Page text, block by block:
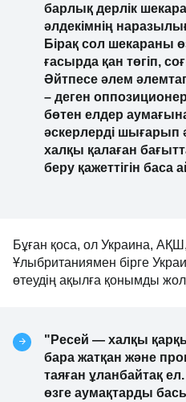
барлық дерлік
әлдекімнің
Бірақ сол шекараны
ғасырда қан төгіп,
Әйтпесе әлем
– деген
бөтен елдер
әскерлерді шығарып
халқы қалаған
беру қажеттігін баса
Бұған қоса, ол Украина,
Ұлыбританиямен бірге
өтеудің ақылға қонымды
"Ресей — халқы
бара жатқан және
таяған ұланбайтақ
өзге аумақтарды